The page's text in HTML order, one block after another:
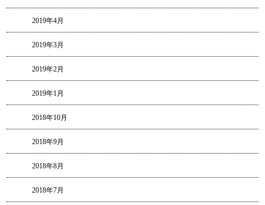
2019年4月
2019年3月
2019年2月
2019年1月
2018年10月
2018年9月
2018年8月
2018年7月